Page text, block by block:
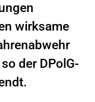
wirksame
der DPolG-